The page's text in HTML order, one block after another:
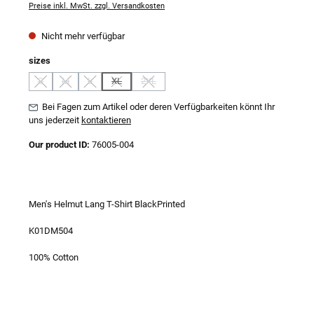
Preise inkl. MwSt. zzgl. Versandkosten
Nicht mehr verfügbar
sizesauswählen
S
(Diese Option ist zurzeit nicht verfügbar.)
M
(Diese Option ist zurzeit nicht verfügbar.)
L
(Diese Option ist zurzeit nicht verfügbar.)
XL
(Diese Option ist zurzeit nicht verfügbar.)
2XL
(Diese Option ist zurzeit nicht verfügbar.)
Bei Fagen zum Artikel oder deren Verfügbarkeiten könnt Ihr
uns jederzeit kontaktieren
Our product ID: 76005-004
Men's Helmut Lang T-Shirt BlackPrinted
K01DM504
100% Cotton